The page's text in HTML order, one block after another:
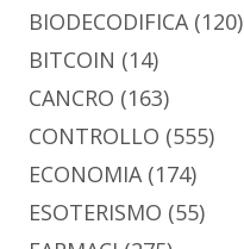
BIODECODIFICA(120)
BITCOIN (14)
CANCRO (163)
CONTROLLO (555)
ECONOMIA(174)
ESOTERISMO (55)